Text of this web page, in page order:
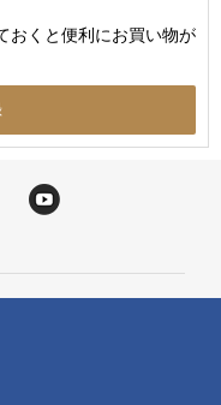
おくと便利にお買い物が